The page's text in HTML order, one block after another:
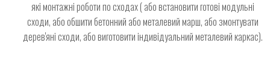
які монтажні роботи по сходах ( або встановити готові модульні
сходи, або обшити бетонний або металевий марш, або змонтувати
дерев'яні сходи, або виготовити індивідуальний металевий каркас).